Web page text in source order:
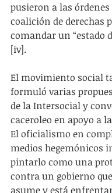
pusieron a las órdenes
coalición de derechas
comandar un “estado
[iv].
El movimiento social
formuló varias
de la Intersocial y
caceroleo en apoyo a
El oficialismo en
medios hegemónicos
pintarlo como una
contra un gobierno
asume y está